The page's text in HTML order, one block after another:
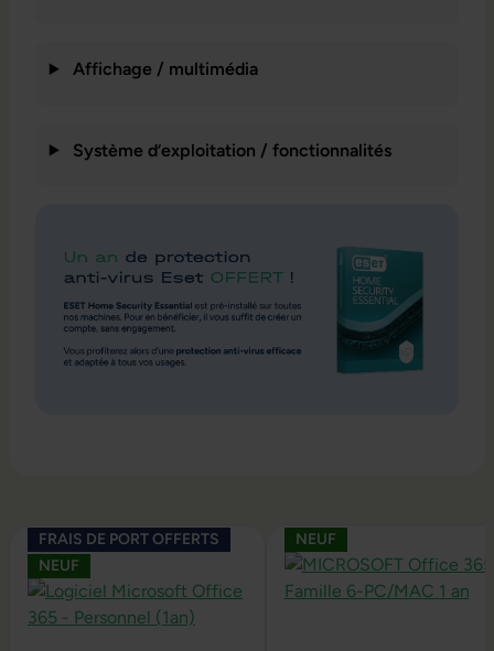
Affichage / multimédia
Système d’exploitation / fonctionnalités
Ignorer la galerie de produits
FRAIS DE PORT OFFERTS
NEUF
NEUF